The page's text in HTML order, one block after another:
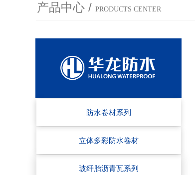
玻纤胎沥青瓦系列
防水卷材系列
立体多彩防水卷材
产品中心 / PRODUCTS CENTER